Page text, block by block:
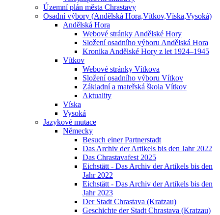
Územní plán města Chrastavy
Osadní výbory (Andělská Hora,Vítkov,Víska,Vysoká)
Andělská Hora
Webové stránky Andělské Hory
Složení osadního výboru Andělská Hora
Kronika Andělské Hory z let 1924–1945
Vítkov
Webové stránky Vítkova
Složení osadního výboru Vítkov
Základní a mateřská škola Vítkov
Aktuality
Víska
Vysoká
Jazykové mutace
Německy
Besuch einer Partnerstadt
Das Archiv der Artikels bis den Jahr 2022
Das Chrastavafest 2025
Eichstätt - Das Archiv der Artikels bis den
Jahr 2022
Eichstätt - Das Archiv der Artikels bis den
Jahr 2023
Der Stadt Chrastava (Kratzau)
Geschichte der Stadt Chrastava (Kratzau)